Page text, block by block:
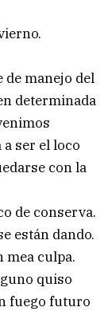
manejo del
determinada
ser el loco
con la
de conserva.
están dando.
mea culpa.
quiso
fuego futuro